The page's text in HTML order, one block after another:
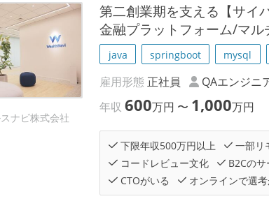
ナビ株式会社
第二創業期を支える【サイ
金融プラットフォーム/マル
java springboot mysql
雇用形態 正社員 QAエンジニ
年収600万円 〜 1,000万円
下限年収500万円以上 一部リ
コードレビュー文化
B2Cのサ
CTOがいる
オンラインで選